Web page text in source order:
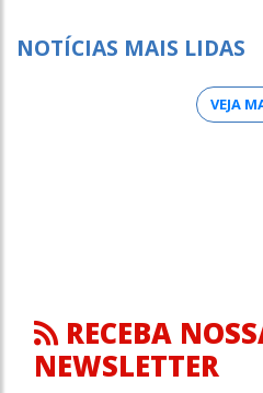
NOTÍCIAS MAIS LIDAS
VEJA
RECEBA
NEWSLETTER